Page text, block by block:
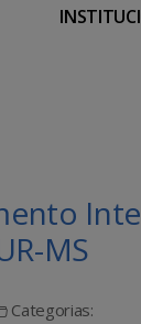
MS
Categorias: